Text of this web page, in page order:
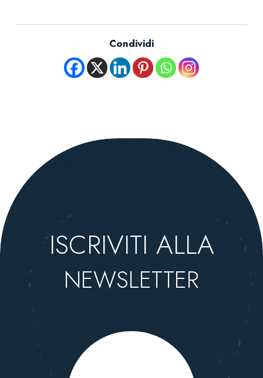
Condividi
ISCRIVITI ALLA
NEWSLETTER